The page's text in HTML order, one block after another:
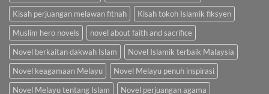
Kisah perjuangan melawan fitnah
Kisah tokoh Islamik fiksyen
Muslim hero novels
novel about faith and sacrifice
Novel berkaitan dakwah Islam
Novel Islamik terbaik Malaysia
Novel keagamaan Melayu
Novel Melayu penuh inspirasi
Novel Melayu tentang Islam
Novel perjuangan agama